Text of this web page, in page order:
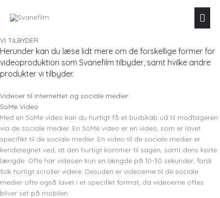
VI TILBYDER
Herunder kan du læse lidt mere om de forskellige former for
videoproduktion som Svanefilm tilbyder, samt hvilke andre
produkter vi tilbyder.
Videoer til internettet og sociale medier
SoMe Video
Med en SoMe video kan du hurtigt få et budskab ud til modtageren
via de sociale medier. En SoMe video er en video, som er lavet
specifikt til de sociale medier. En video til de sociale medier er
kendetegnet ved, at den hurtigt kommer til sagen, samt dens korte
længde. Ofte har videoen kun en længde på 10-30 sekunder, fordi
folk hurtigt scroller videre. Desuden er videoerne til de sociale
medier ofte også lavet i et specifikt format, da videoerne oftes
bliver set på mobilen.